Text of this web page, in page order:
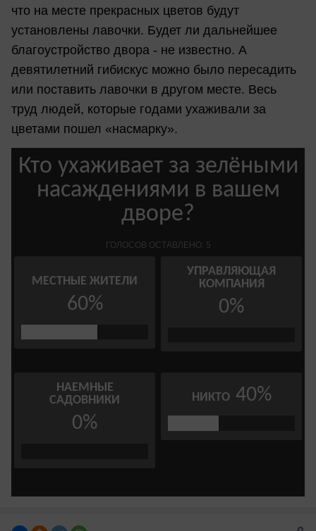
что на месте прекрасных цветов будут
установлены лавочки. Будет ли дальнейшее
благоустройство двора - не известно. А
девятилетний гибискус можно было пересадить
или поставить лавочки в другом месте. Весь
труд людей, которые годами ухаживали за
цветами пошел «насмарку».